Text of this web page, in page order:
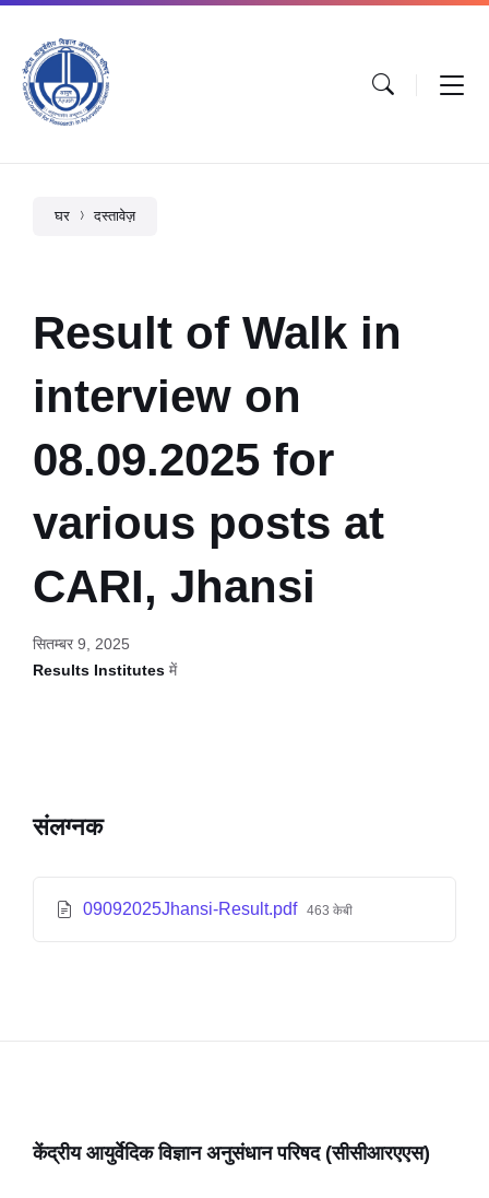
घर दस्तावेज़
Result of Walk in
interview on
08.09.2025 for
various posts at
CARI, Jhansi
सितम्बर 9, 2025
Results Institutes में
संलग्नक
09092025Jhansi-Result.pdf 463 केबी
केंद्रीय आयुर्वेदिक विज्ञान अनुसंधान परिषद (सीसीआरएएस)